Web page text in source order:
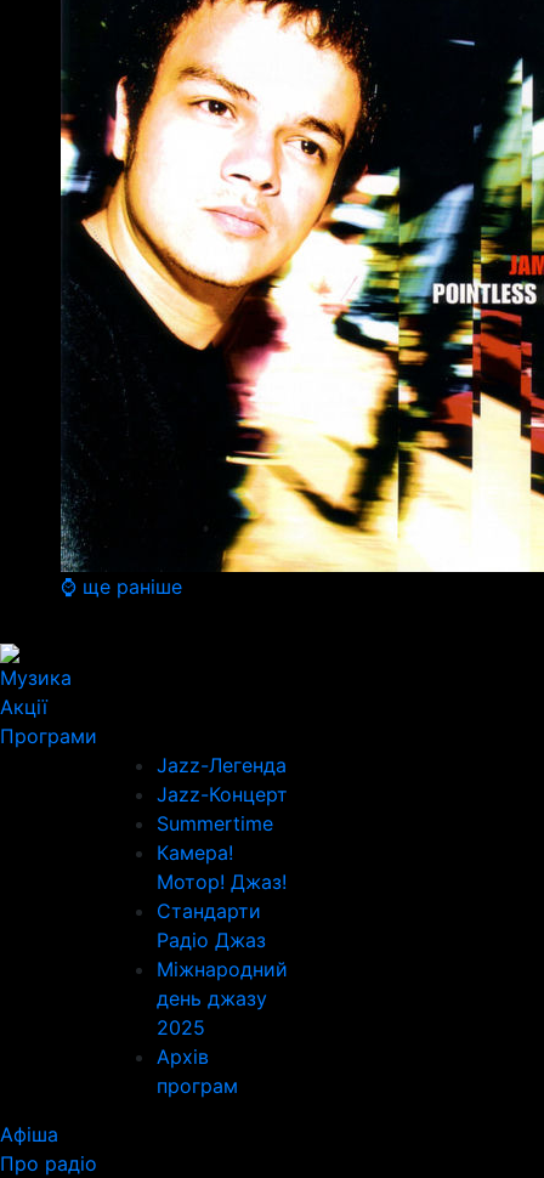
⌚ ще раніше
Музика
Акції
Програми
Jazz-Легенда
Jazz-Концерт
Summertime
Камера!
Мотор! Джаз!
Стандарти
Радіо Джаз
Міжнародний
день джазу
2025
Архів
програм
Афіша
Про радіо